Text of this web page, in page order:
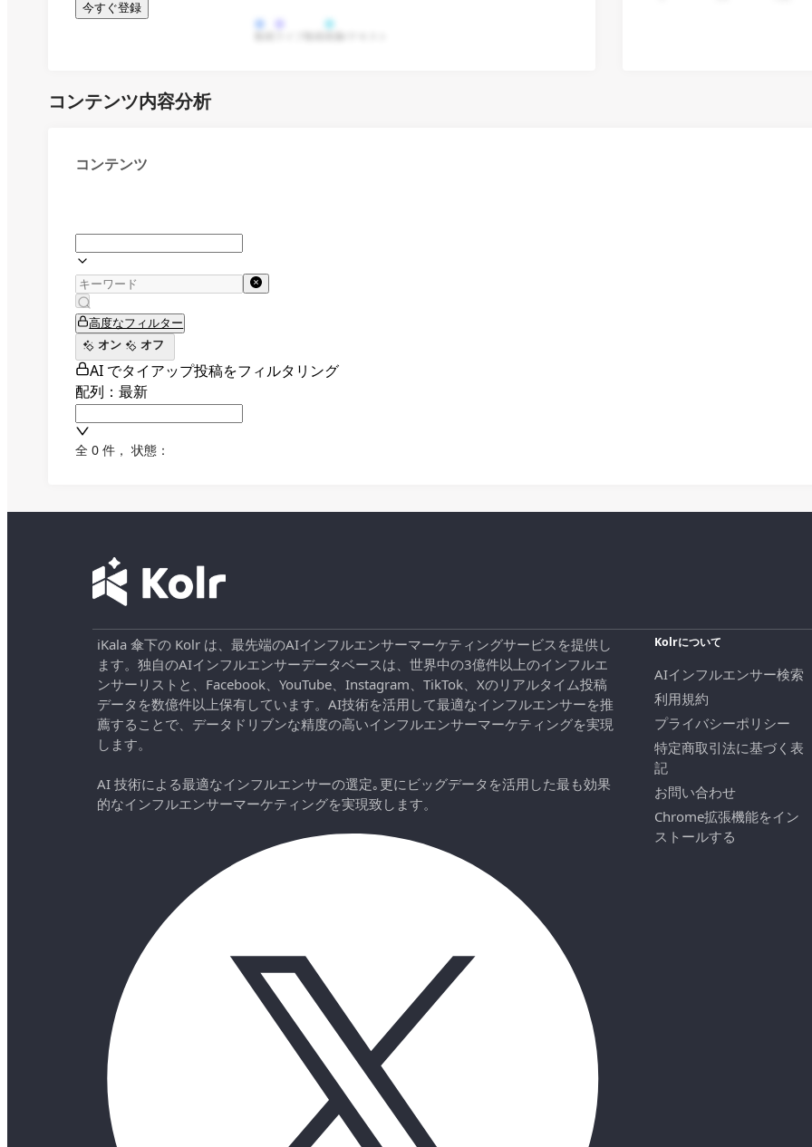
今すぐ登録
コンテンツ内容分析
コンテンツ
高度なフィルター
オン
オフ
AI でタイアップ投稿をフィルタリング
配列：最新
全 0 件 ， 状態：
iKala 傘下の Kolr は、最先端のAIインフルエンサーマーケティングサービスを提供し
ます。独自のAIインフルエンサーデータベースは、世界中の3億件以上のインフルエ
ンサーリストと、Facebook、YouTube、Instagram、TikTok、Xのリアルタイム投稿
データを数億件以上保有しています。AI技術を活用して最適なインフルエンサーを推
薦することで、データドリブンな精度の高いインフルエンサーマーケティングを実現
します。
AI 技術による最適なインフルエンサーの選定｡更にビッグデータを活用した最も効果
的なインフルエンサーマーケティングを実現致します。
Kolrについて
AIインフルエンサー検索
利用規約
プライバシーポリシー
特定商取引法に基づく表
記
お問い合わせ
Chrome拡張機能をイン
ストールする